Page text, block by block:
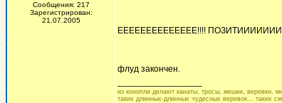
Сообщения: 217
Зарегистрирован:
21.07.2005
ЕЕЕЕЕЕЕЕЕЕЕЕЕЕ!!!!
флуд закончен.
из конопли делают канаты, тросы, мешки, веревки,
таких длинных-длинных чудесных веревок... таких